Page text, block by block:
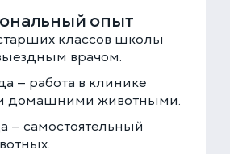
опыт
классов школы
врачом.
— работа в клинике
домашними животными.
— самостоятельный
конфиденциальности
ЗАКАЗАТЬ ЗВОНОК